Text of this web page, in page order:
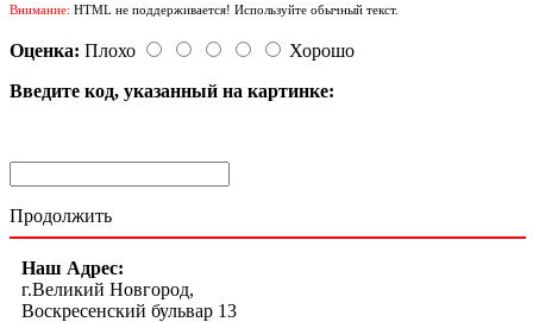
Внимание: HTML не поддерживается! Используйте обычный текст.
Оценка: Плохо
Хорошо
Введите код, указанный на картинке:
Продолжить
Наш Адрес:
г.Великий Новгород,
Воскресенский бульвар 13